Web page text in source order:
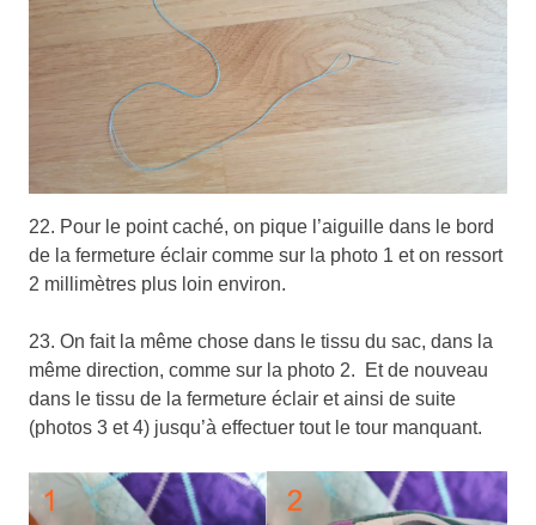
22. Pour le point caché, on pique l’aiguille dans le bord
de la fermeture éclair comme sur la photo 1 et on ressort
2 millimètres plus loin environ.
23. On fait la même chose dans le tissu du sac, dans la
même direction, comme sur la photo 2. Et de nouveau
dans le tissu de la fermeture éclair et ainsi de suite
(photos 3 et 4) jusqu’à effectuer tout le tour manquant.